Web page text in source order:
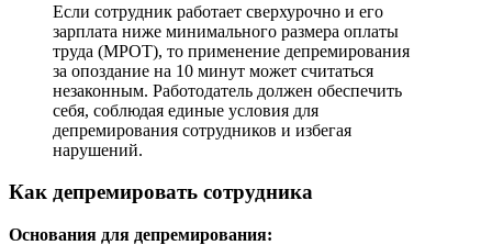
Если сотрудник работает сверхурочно и его
зарплата ниже минимального размера оплаты
труда (МРОТ), то применение депремирования
за опоздание на 10 минут может считаться
незаконным. Работодатель должен обеспечить
себя, соблюдая единые условия для
депремирования сотрудников и избегая
нарушений.
Как депремировать сотрудника
Основания для депремирования: